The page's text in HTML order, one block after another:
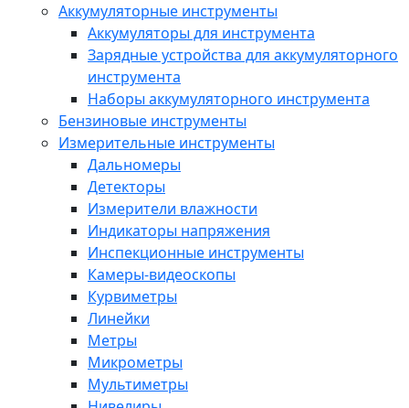
Аккумуляторные инструменты
Аккумуляторы для инструмента
Зарядные устройства для аккумуляторного
инструмента
Наборы аккумуляторного инструмента
Бензиновые инструменты
Измерительные инструменты
Дальномеры
Детекторы
Измерители влажности
Индикаторы напряжения
Инспекционные инструменты
Камеры-видеоскопы
Курвиметры
Линейки
Метры
Микрометры
Мультиметры